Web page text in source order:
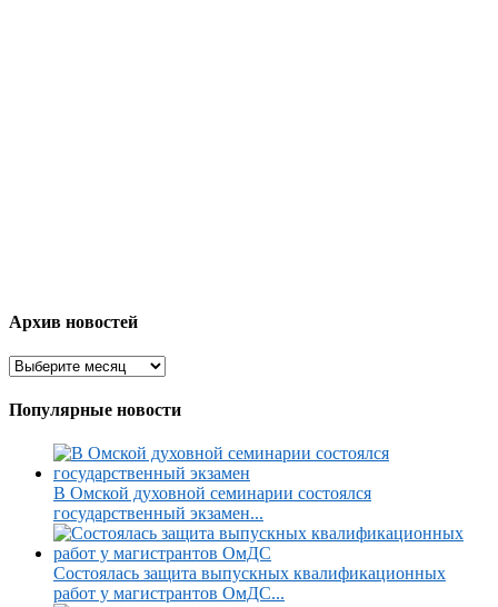
Архив новостей
Популярные новости
В Омской духовной семинарии состоялся
государственный экзамен...
Состоялась защита выпускных квалификационных
работ у магистрантов ОмДС...